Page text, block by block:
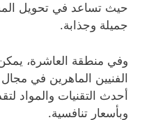
حيث تساعد في تحويل
جميلة وجذابة.
وفي منطقة العاشرة،
الفنيين الماهرين في
أحدث التقنيات والمواد
وبأسعار تنافسية.